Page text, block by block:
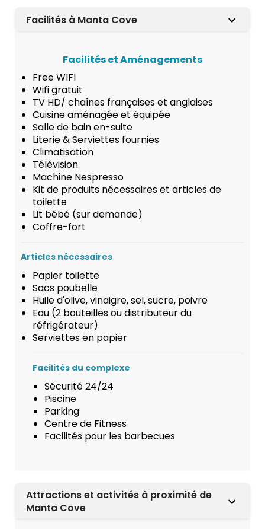
Facilités à Manta Cove
Facilités et Aménagements
Free WIFI
Wifi gratuit
TV HD/ chaînes françaises et anglaises
Cuisine aménagée et équipée
Salle de bain en-suite
Literie & Serviettes fournies
Climatisation
Télévision
Machine Nespresso
Kit de produits nécessaires et articles de
toilette
Lit bébé (sur demande)
Coffre-fort
Articles nécessaires
Papier toilette
Sacs poubelle
Huile d'olive, vinaigre, sel, sucre, poivre
Eau (2 bouteilles ou distributeur du
réfrigérateur)
Serviettes en papier
Facilités du complexe
Sécurité 24/24
Piscine
Parking
Centre de Fitness
Facilités pour les barbecues
Attractions et activités à proximité de
Manta Cove